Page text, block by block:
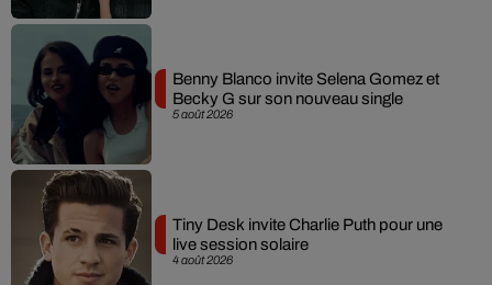
5 août 2026
Benny Blanco invite Selena Gomez et
Becky G sur son nouveau single
4 août 2026
Tiny Desk invite Charlie Puth pour une
live session solaire